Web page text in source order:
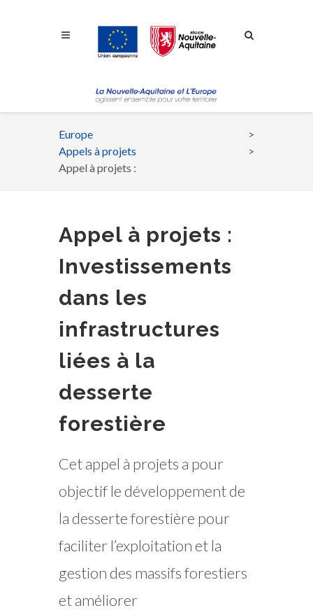
Fil
d'Ariane
Europe
Appels à projets
Appel à projets :
Appel à projets :
Investissements
dans les
infrastructures
liées à la
desserte
forestière
Cet appel à projets a pour
objectif le développement de
la desserte forestière pour
faciliter l’exploitation et la
gestion des massifs forestiers
et améliorer